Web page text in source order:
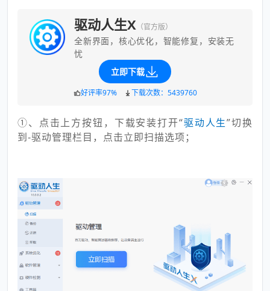
驱动人生X （官方版）
全新界面，核心优化，智能修复，安装无
忧
立即下载
好评率97% 下载次数：5439760
①、点击上方按钮，下载安装打开“驱动人生”切换
到-驱动管理栏目，点击立即扫描选项；